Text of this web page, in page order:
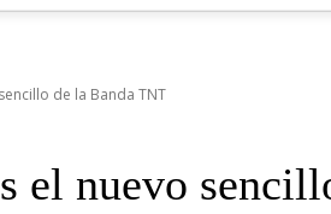
de la Banda TNT
el nuevo